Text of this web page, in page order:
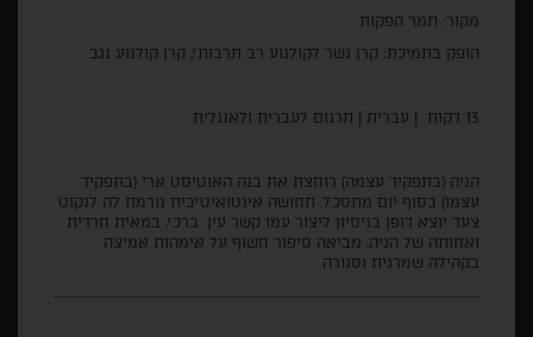
מקור: תמר הפקות
הופק בתמיכת: קרן גשר לקולנוע רב תרבותי, קרן קולנוע נגב
13 דקות | עברית | תרגום לעברית ולאנגלית
הניה (בתפקיד עצמה) רוחצת את בנה האוטיסט ארי (בתפקיד
עצמו) בסוף יום מתסכל. תחושה אינטואיטיבית גורמת לה לנקוט
צעד יוצא דופן בניסיון ליצור עמו קשר עין. ברכי, במאית חרדית
ואחותה של הניה, מביאה סיפור חשוף על אימהות אמיצה
בקהילה שמרנית וסגורה.